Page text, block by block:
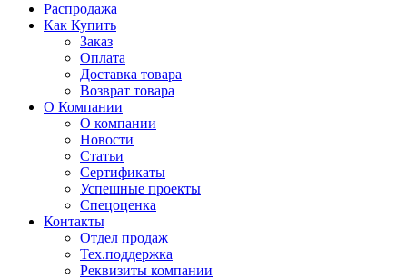
Распродажа
Как Купить
Заказ
Оплата
Доставка товара
Возврат товара
О Компании
О компании
Новости
Статьи
Сертификаты
Успешные проекты
Спецоценка
Контакты
Отдел продаж
Тех.поддержка
Реквизиты компании